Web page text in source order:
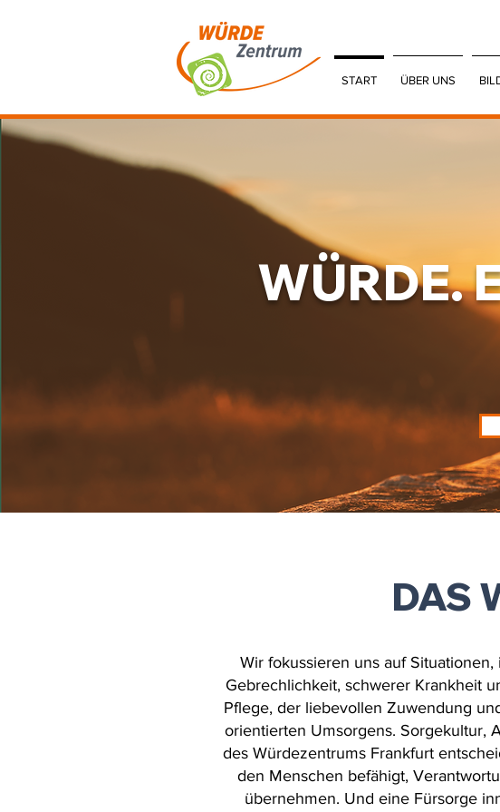
START ÜBER UNS
WÜRDE.
DAS
Wir fokussieren uns auf
Gebrechlichkeit, schwerer Krankheit
Pflege, der liebevollen Zuwendung
orientierten Umsorgens. Sorgekultur,
des Würdezentrums Frankfurt
den Menschen befähigt,
übernehmen. Und eine Fürsorge